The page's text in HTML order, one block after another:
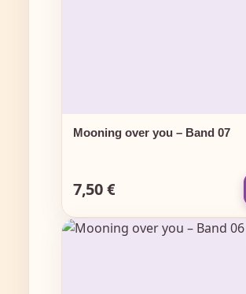
Mooning over you – Band 07
Regulärer Preis:
7,50 €